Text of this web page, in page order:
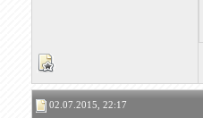
02.07.2015, 22:17